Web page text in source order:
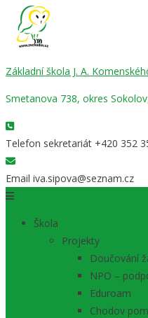
Základní škola J. A.
Smetanova 738, okres
Telefon sekretariát +420 352
Email iva.sipova@seznam.cz
Škola
Projekty
Doučování
NPO –
Eduroam
Chodov